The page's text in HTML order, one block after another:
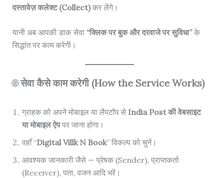
दस्तावेज़ कलेक्ट (Collect)कर लेंगे।
यानी अब आपकी डाक सेवा “क्लिक पर बुक और दरवाजे पर सुविधा”के
सिद्धांत पर काम करेगी।
🌐सेवा कैसे काम करेगी (How the Service Works)
ग्राहक को अपने मोबाइल या लैपटॉप से India Post की वेबसाइट
या मोबाइल ऐपपर जाना होगा।
वहाँ “Digital Villk N Book” विकल्प को चुनें।
आवश्यक जानकारी जैसे — प्रेषक (Sender), प्राप्तकर्ता
(Receiver), पता, वजन आदि भरें।